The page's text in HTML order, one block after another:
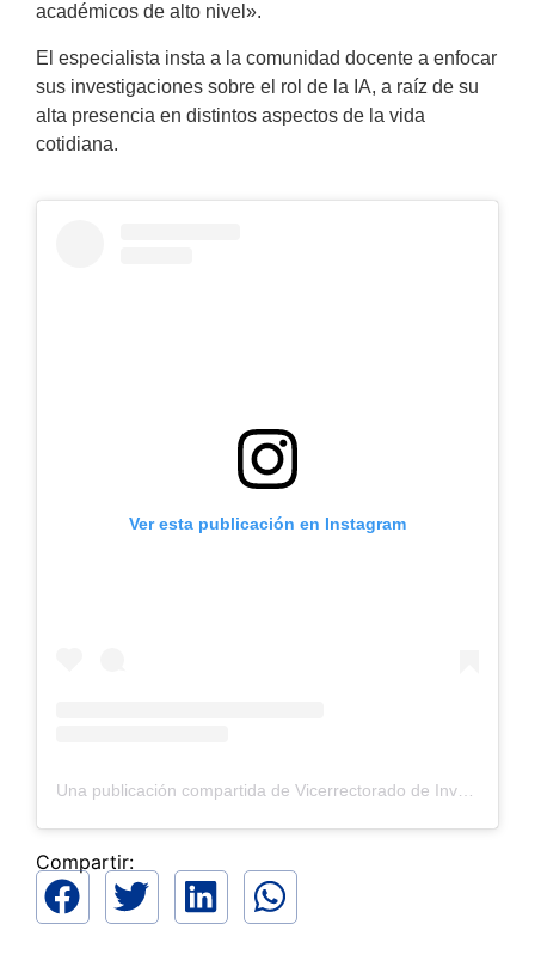
académicos de alto nivel».
El especialista insta a la comunidad docente a enfocar
sus investigaciones sobre el rol de la IA, a raíz de su
alta presencia en distintos aspectos de la vida
cotidiana.
Ver esta publicación en Instagram
Compartir: